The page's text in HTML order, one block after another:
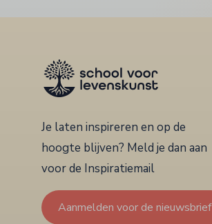
Je laten inspireren en op de
hoogte blijven? Meld je dan aan
voor de Inspiratiemail
Aanmelden voor de nieuwsbrief